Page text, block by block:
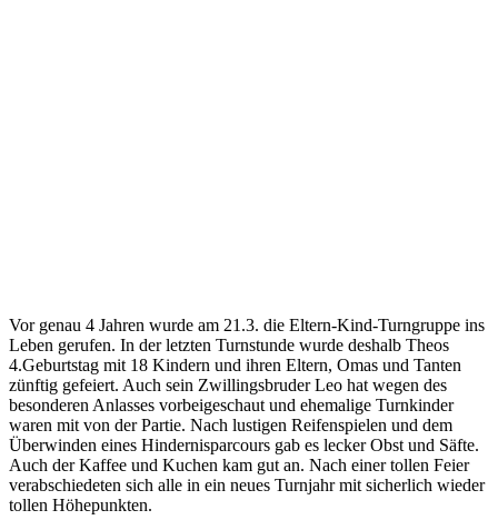
Vor genau 4 Jahren wurde am 21.3. die Eltern-Kind-Turngruppe ins
Leben gerufen. In der letzten Turnstunde wurde deshalb Theos
4.Geburtstag mit 18 Kindern und ihren Eltern, Omas und Tanten
zünftig gefeiert. Auch sein Zwillingsbruder Leo hat wegen des
besonderen Anlasses vorbeigeschaut und ehemalige Turnkinder
waren mit von der Partie. Nach lustigen Reifenspielen und dem
Überwinden eines Hindernisparcours gab es lecker Obst und Säfte.
Auch der Kaffee und Kuchen kam gut an. Nach einer tollen Feier
verabschiedeten sich alle in ein neues Turnjahr mit sicherlich wieder
tollen Höhepunkten.